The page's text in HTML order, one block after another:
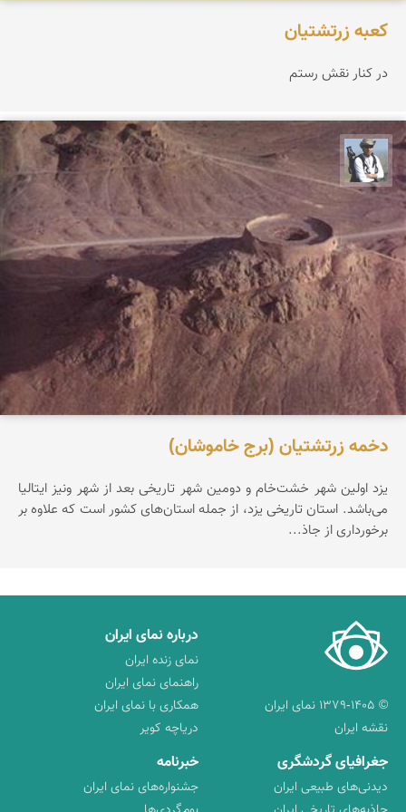
کعبه زرتشتیان
در کنار نقش رستم
بابک گنجی‌زاده طاری
دخمه زرتشتیان (برج خاموشان)
یزد اولین شهر خشت‌خام و دومین شهر تاریخی بعد از شهر ونیز ایتالیا
می‌باشد. استان تاریخی یزد، از جمله استان‌های كشور است كه علاوه بر
برخورداری از جاذ...
© ۱۳۷۹-۱۴۰۵ نمای ایران
نقشه ایران
درباره نمای ایران
نمای زنده ایران
راهنمای نمای ایران
همکاری با نمای ایران
دریاچه کویر
جغرافیای گردشگری
دیدنی‌های طبیعی ایران
خبرنامه
جشنواره‌های نمای ایران